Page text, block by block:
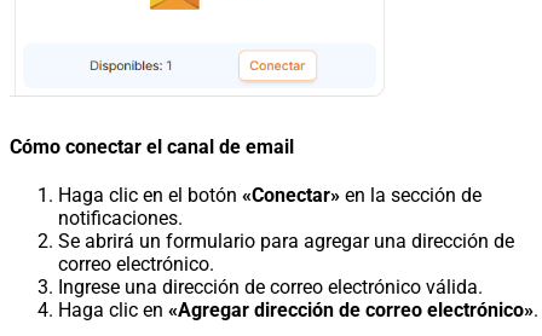
Cómo conectar el canal de email
Haga clic en el botón «Conectar» en la sección de
notificaciones.
Se abrirá un formulario para agregar una dirección de
correo electrónico.
Ingrese una dirección de correo electrónico válida.
Haga clic en «Agregar dirección de correo electrónico».